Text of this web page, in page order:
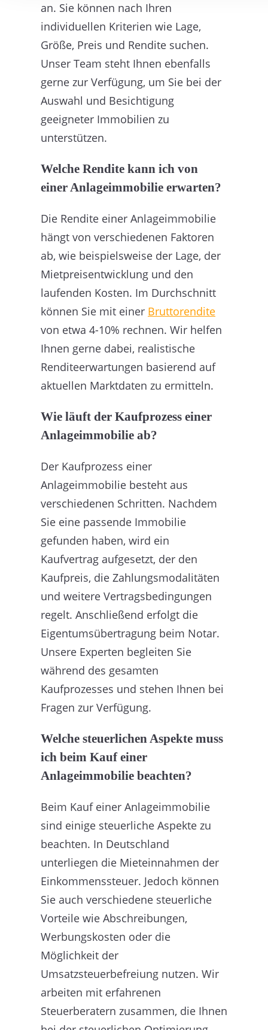
an. Sie können nach Ihren
individuellen Kriterien wie Lage,
Größe, Preis und Rendite suchen.
Unser Team steht Ihnen ebenfalls
gerne zur Verfügung, um Sie bei der
Auswahl und Besichtigung
geeigneter Immobilien zu
unterstützen.
Welche Rendite kann ich von
einer Anlageimmobilie erwarten?
Die Rendite einer Anlageimmobilie
hängt von verschiedenen Faktoren
ab, wie beispielsweise der Lage, der
Mietpreisentwicklung und den
laufenden Kosten. Im Durchschnitt
können Sie mit einer Bruttorendite
von etwa 4-10% rechnen. Wir helfen
Ihnen gerne dabei, realistische
Renditeerwartungen basierend auf
aktuellen Marktdaten zu ermitteln.
Wie läuft der Kaufprozess einer
Anlageimmobilie ab?
Der Kaufprozess einer
Anlageimmobilie besteht aus
verschiedenen Schritten. Nachdem
Sie eine passende Immobilie
gefunden haben, wird ein
Kaufvertrag aufgesetzt, der den
Kaufpreis, die Zahlungsmodalitäten
und weitere Vertragsbedingungen
regelt. Anschließend erfolgt die
Eigentumsübertragung beim Notar.
Unsere Experten begleiten Sie
während des gesamten
Kaufprozesses und stehen Ihnen bei
Fragen zur Verfügung.
Welche steuerlichen Aspekte muss
ich beim Kauf einer
Anlageimmobilie beachten?
Beim Kauf einer Anlageimmobilie
sind einige steuerliche Aspekte zu
beachten. In Deutschland
unterliegen die Mieteinnahmen der
Einkommenssteuer. Jedoch können
Sie auch verschiedene steuerliche
Vorteile wie Abschreibungen,
Werbungskosten oder die
Möglichkeit der
Umsatzsteuerbefreiung nutzen. Wir
arbeiten mit erfahrenen
Steuerberatern zusammen, die Ihnen